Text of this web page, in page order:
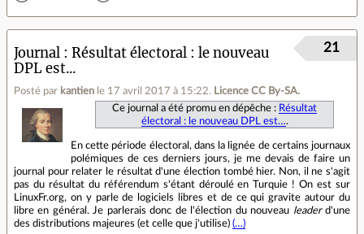
Journal
Résultat électoral : le nouveau
DPL est...
Posté par kantien le 17 avril 2017 à 15:22. Licence CC By‑SA.
21
Ce journal a été promu en dépêche : Résultat
électoral : le nouveau DPL est….
En cette période électoral, dans la lignée de certains journaux
polémiques de ces derniers jours, je me devais de faire un
journal pour relater le résultat d'une élection tombé hier. Non, il ne s'agit
pas du résultat du référendum s'étant déroulé en Turquie ! On est sur
LinuxFr.org, on y parle de logiciels libres et de ce qui gravite autour du
libre en général. Je parlerais donc de l'élection du nouveau leaderd'une
des distributions majeures (et celle que j'utilise) (…)